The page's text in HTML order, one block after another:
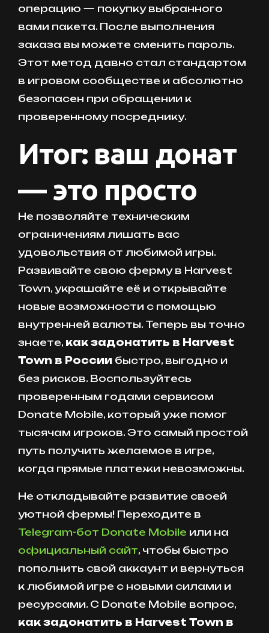
операцию — покупку выбранного
вами пакета. После выполнения
заказа вы можете сменить пароль.
Этот метод давно стал стандартом
в игровом сообществе и абсолютно
безопасен при обращении к
проверенному посреднику.
Итог: ваш донат
— это просто
Не позволяйте техническим
ограничениям лишать вас
удовольствия от любимой игры.
Развивайте свою ферму в Harvest
Town, украшайте её и открывайте
новые возможности с помощью
внутренней валюты. Теперь вы точно
знаете, как задонатить в Harvest
Town в России быстро, выгодно и
без рисков. Воспользуйтесь
проверенным годами сервисом
Donate Mobile, который уже помог
тысячам игроков. Это самый простой
путь получить желаемое в игре,
когда прямые платежи невозможны.
Не откладывайте развитие своей
уютной фермы! Переходите в
Telegram-бот Donate Mobile или на
официальный сайт, чтобы быстро
пополнить свой аккаунт и вернуться
к любимой игре с новыми силами и
ресурсами. С Donate Mobile вопрос,
как задонатить в Harvest Town в